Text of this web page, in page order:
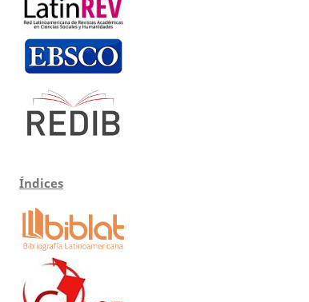
Índices